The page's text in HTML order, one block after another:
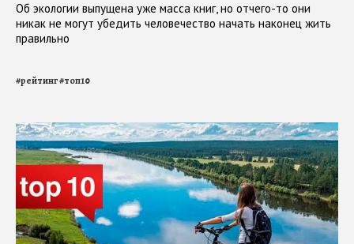
Об экологии выпущена уже масса книг, но отчего-то они
никак не могут убедить человечество начать наконец жить
правильно
#рейтинг#топ10